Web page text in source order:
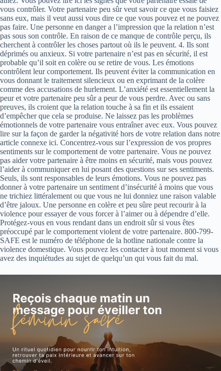
vous contrôler. Votre partenaire peu sûr veut savoir ce que vous faisiez
sans eux, mais il veut aussi vous dire ce que vous pouvez et ne pouvez
pas faire. Une personne en danger a l’impression que la relation n’est
pas sous son contrôle. En raison de ce manque de contrôle perçu, ils
cherchent à contrôler les choses partout où ils le peuvent. 4. Ils sont
déprimés ou anxieux. Si votre partenaire n’est pas en sécurité, il est
probable qu’il soit en colère ou se retire de vous. Les émotions
contrôlent leur comportement. Ils peuvent éviter la communication en
vous donnant le traitement silencieux ou en exprimant de la colère
comme des accusations de hurlement. L’anxiété est essentiellement la
peur et votre partenaire peu sûr a peur de vous perdre. Avec ou sans
preuves, ils croient que la relation touche à sa fin et ils essaient
d’empêcher que cela se produise. Ne laissez pas les problèmes
émotionnels de votre partenaire vous entraîner avec eux. Vous pouvez
lire sur la façon de garder la négativité hors de votre relation dans notre
article connexe ici. Concentrez-vous sur l’expression de vos propres
sentiments sur le comportement de votre partenaire. Vous ne pouvez
pas aider votre partenaire à être moins en sécurité, mais vous pouvez
l’aider à communiquer en lui posant des questions sur ses sentiments.
Seuls, ils sont responsables de leurs émotions. Vous ne pouvez pas
donner à votre partenaire un sentiment d’insécurité à moins que vous
ne trichiez littéralement ou que vous ne lui donniez une raison valable
d’être jaloux. Une personne en colère et peu sûre peut recourir à la
violence pour essayer de vous forcer à l’aimer ou à dépendre d’elle.
Protégez-vous en vous rendant dans un endroit sûr si vous êtes
préoccupé par le comportement violent de votre partenaire. 800-799-
SAFE est le numéro de téléphone de la hotline nationale contre la
violence domestique. Vous pouvez les contacter à tout moment si vous
avez des inquiétudes au sujet de quelqu’un qui vous fait du mal.